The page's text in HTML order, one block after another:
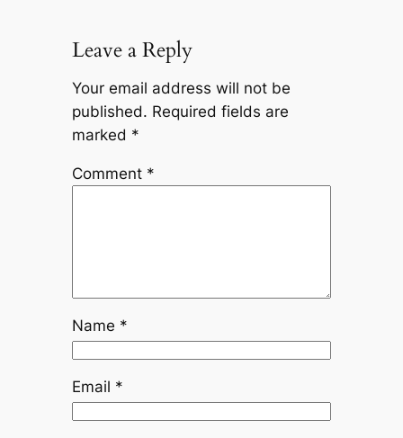
Leave a Reply
Your email address will not be
published. Required fields are
marked *
Comment *
Name *
Email *